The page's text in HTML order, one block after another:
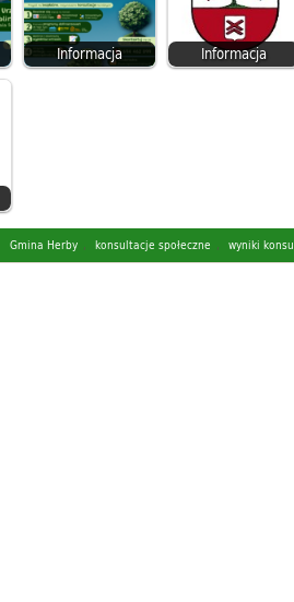
Informacja Informacja
Gmina Herby , konsultacje społeczne , wyniki